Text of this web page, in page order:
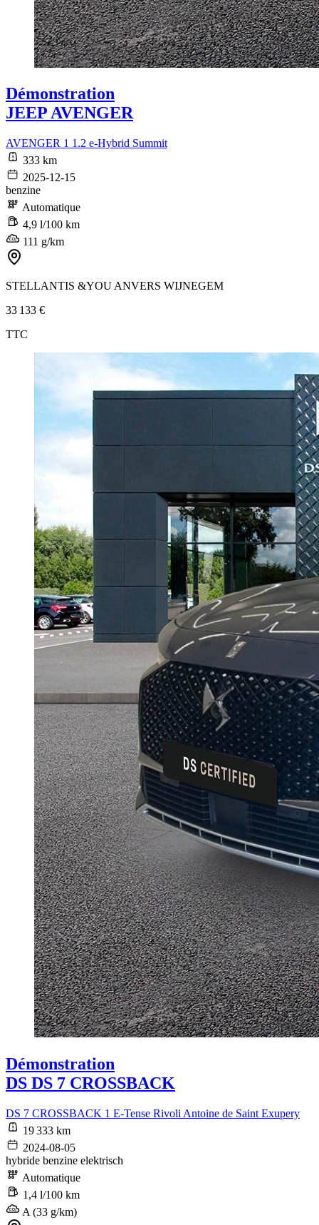
Démonstration
JEEP AVENGER
AVENGER 1 1.2 e-Hybrid Summit
333 km
2025-12-15
benzine
Automatique
4,9 l/100 km
111 g/km
STELLANTIS &YOU ANVERS WIJNEGEM
33 133 €
TTC
Démonstration
DS DS 7 CROSSBACK
DS 7 CROSSBACK 1 E-Tense Rivoli Antoine de Saint Exupery
19 333 km
2024-08-05
hybride benzine elektrisch
Automatique
1,4 l/100 km
A (33 g/km)